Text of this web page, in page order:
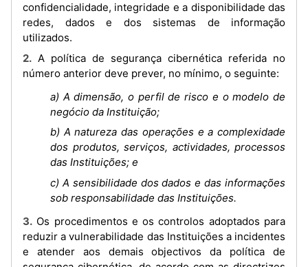
confidencialidade, integridade e a disponibilidade das
redes, dados e dos sistemas de informação
utilizados.
2. A política de segurança cibernética referida no
número anterior deve prever, no mínimo, o seguinte:
a) A dimensão, o perfil de risco e o modelo de
negócio da Instituição;
b) A natureza das operações e a complexidade
dos produtos, serviços, actividades, processos
das Instituições; e
c) A sensibilidade dos dados e das informações
sob responsabilidade das Instituições.
3. Os procedimentos e os controlos adoptados para
reduzir a vulnerabilidade das Instituições a incidentes
e atender aos demais objectivos da política de